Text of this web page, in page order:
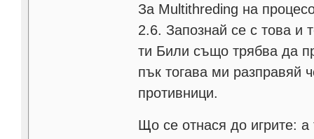
За Multithreding на
2.6. Запознай се с това и
ти Били също трябва да
пък тогава ми разправяй
противници.
Що се отнася до игрите: